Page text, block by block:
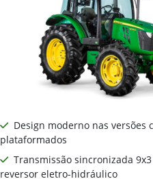
Design moderno nas versões
plataformados
Transmissão sincronizada
reversor eletro-hidráulico